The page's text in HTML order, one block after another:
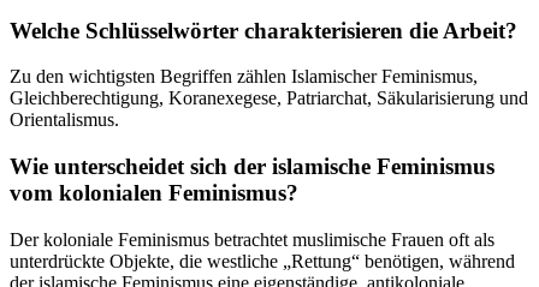
Welche Schlüsselwörter charakterisieren die Arbeit?
Zu den wichtigsten Begriffen zählen Islamischer Feminismus,
Gleichberechtigung, Koranexegese, Patriarchat, Säkularisierung und
Orientalismus.
Wie unterscheidet sich der islamische Feminismus
vom kolonialen Feminismus?
Der koloniale Feminismus betrachtet muslimische Frauen oft als
unterdrückte Objekte, die westliche „Rettung“ benötigen, während
der islamische Feminismus eine eigenständige, antikoloniale